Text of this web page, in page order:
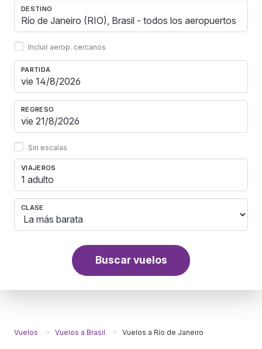
DESTINO
Incluir aerop. cercanos
PARTIDA
REGRESO
Sin escalas
VIAJEROS
1 adulto
CLASE
Buscar vuelos
Vuelos Vuelos a Brasil Vuelos a Río de Janeiro